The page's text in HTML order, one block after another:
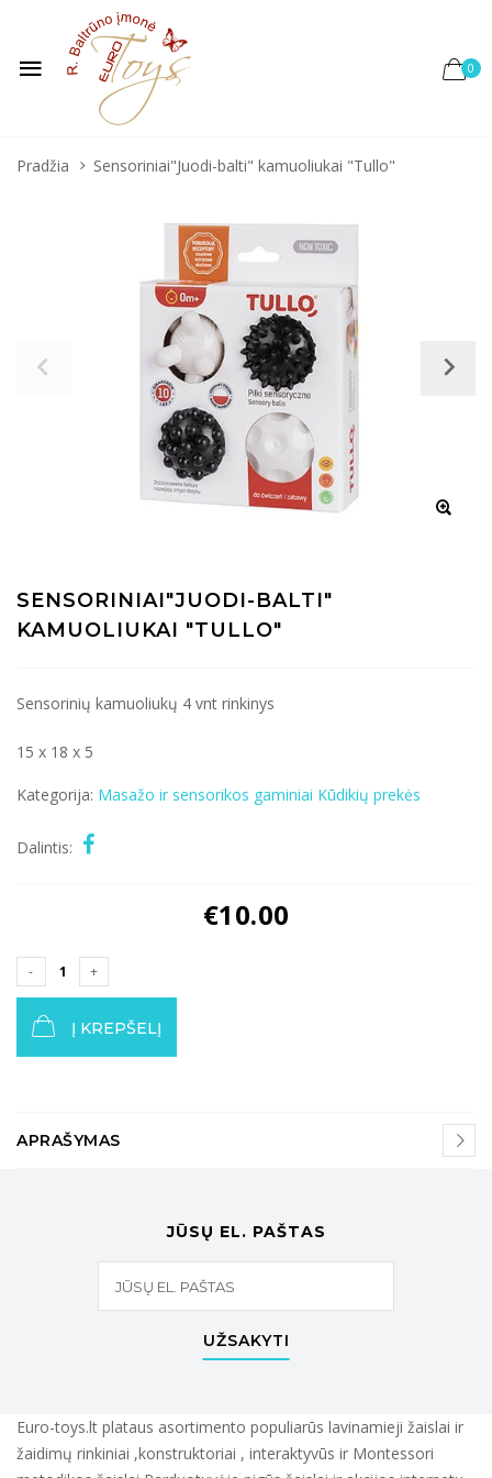
0
Pradžia Sensoriniai"Juodi-balti" kamuoliukai "Tullo"
SENSORINIAI"JUODI-BALTI"
KAMUOLIUKAI "TULLO"
Sensorinių kamuoliukų 4 vnt rinkinys
15 x 18 x 5
Kategorija: Masažo ir sensorikos gaminiai Kūdikių prekės
Dalintis:
€10.00
Į KREPŠELĮ
APRAŠYMAS
JŪSŲ EL. PAŠTAS
UŽSAKYTI
Euro-toys.lt plataus asortimento populiarūs lavinamieji žaislai ir
žaidimų rinkiniai ,konstruktoriai , interaktyvūs ir Montessori